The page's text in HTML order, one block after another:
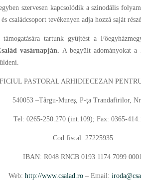
szervesen kapcsolódik a szinodális
családcsoport tevékenyen adja hozzá saját
tartunk gyűjtést a
vasárnapján. A begyült adományokat a
PASTORAL ARHIDIECEZAN
540053 –Târgu-Mureş, P-ţa Trandafirilor,
Tel: 0265-250.270 (int.109); Fax: 0365-
Cod fiscal: 27225935
IBAN: R048 RNCB 0193 1174 7099
Web: http://www.csalad.ro– Email: